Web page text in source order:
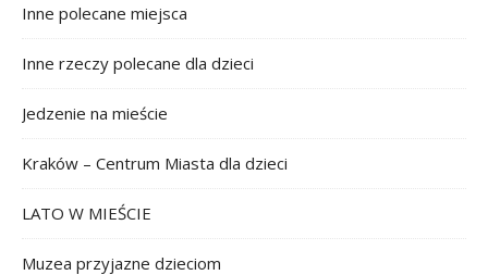
Inne polecane miejsca
Inne rzeczy polecane dla dzieci
Jedzenie na mieście
Kraków – Centrum Miasta dla dzieci
LATO W MIEŚCIE
Muzea przyjazne dzieciom